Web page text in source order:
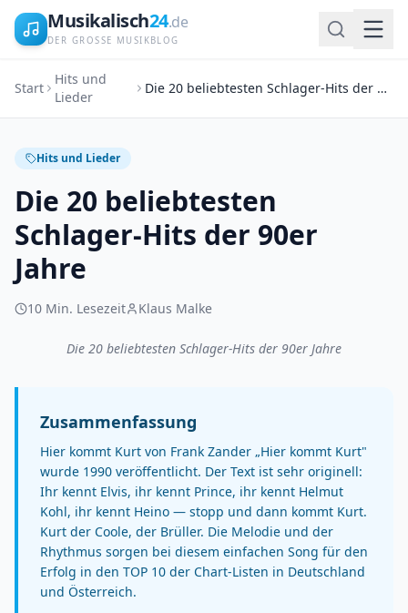
Musikalisch24.de
DER GROSSE MUSIKBLOG
Start
Hits und
Lieder
Die 20 beliebtesten Schlager-Hits der 90er Jahre
Hits und Lieder
Die 20 beliebtesten
Schlager-Hits der 90er
Jahre
10 Min. Lesezeit Klaus Malke
Die 20 beliebtesten Schlager-Hits der 90er Jahre
Zusammenfassung
Hier kommt Kurt von Frank Zander „Hier kommt Kurt"
wurde 1990 veröffentlicht. Der Text ist sehr originell:
Ihr kennt Elvis, ihr kennt Prince, ihr kennt Helmut
Kohl, ihr kennt Heino — stopp und dann kommt Kurt.
Kurt der Coole, der Brüller. Die Melodie und der
Rhythmus sorgen bei diesem einfachen Song für den
Erfolg in den TOP 10 der Chart-Listen in Deutschland
und Österreich.